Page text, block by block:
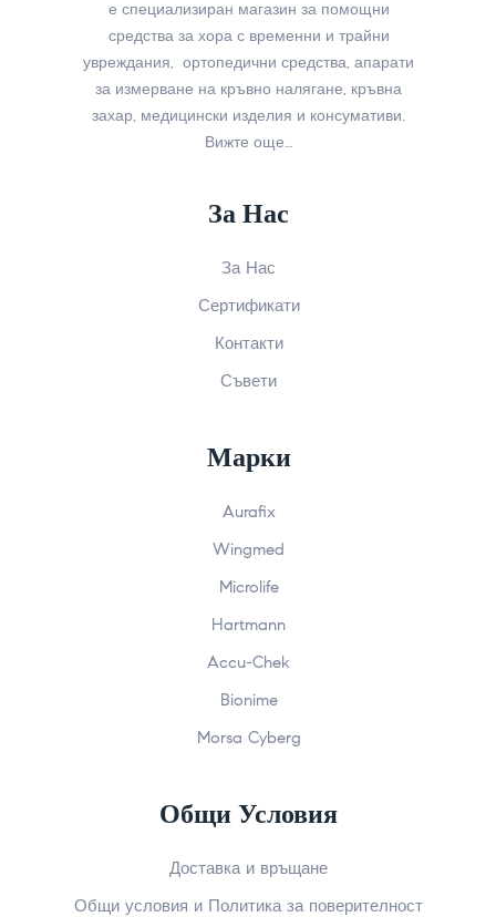
е специализиран магазин за помощни
средства за хора с временни и трайни
увреждания, ортопедични средства, апарати
за измерване на кръвно налягане, кръвна
захар, медицински изделия и консумативи.
Вижте още…
За Нас
За Нас
Сертификати
Контакти
Съвети
Марки
Aurafix
Wingmed
Microlife
Hartmann
Accu-Chek
Bionime
Morsa Cyberg
Общи Условия
Доставка и връщане
Общи условия и Политика за поверителност